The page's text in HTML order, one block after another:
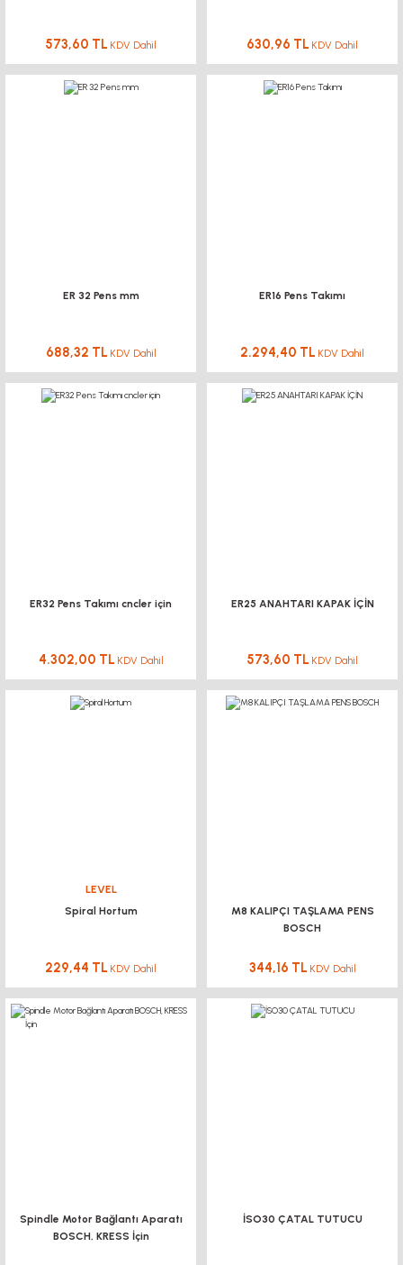
573,60 TL KDV Dahil 630,96 TL KDV Dahil
ER 32 Pens mm
688,32 TL KDV Dahil
ER16 Pens Takımı
2.294,40 TL KDV Dahil
ER32 Pens Takımı cncler için
4.302,00 TL KDV Dahil
ER25 ANAHTARI KAPAK İÇİN
573,60 TL KDV Dahil
LEVEL
Spiral Hortum
229,44 TL KDV Dahil
M8 KALIPÇI TAŞLAMA PENS
BOSCH
344,16 TL KDV Dahil
Spindle Motor Bağlantı Aparatı
BOSCH, KRESS İçin
İSO30 ÇATAL TUTUCU